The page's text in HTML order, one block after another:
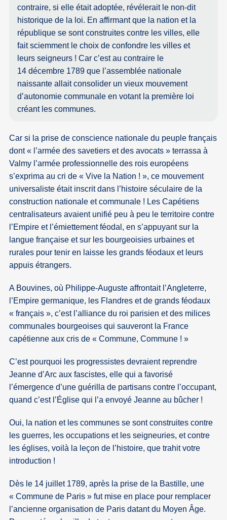
contraire, si elle était adoptée, révélerait le non-dit
historique de la loi. En affirmant que la nation et la
république se sont construites contre les villes, elle
fait sciemment le choix de confondre les villes et
leurs seigneurs ! Car c’est au contraire le
14 décembre 1789 que l’assemblée nationale
naissante allait consolider un vieux mouvement
d’autonomie communale en votant la première loi
créant les communes.
Car si la prise de conscience nationale du peuple français
dont « l’armée des savetiers et des avocats » terrassa à
Valmy l’armée professionnelle des rois européens
s’exprima au cri de « Vive la Nation ! », ce mouvement
universaliste était inscrit dans l’histoire séculaire de la
construction nationale et communale ! Les Capétiens
centralisateurs avaient unifié peu à peu le territoire contre
l’Empire et l’émiettement féodal, en s’appuyant sur la
langue française et sur les bourgeoisies urbaines et
rurales pour tenir en laisse les grands féodaux et leurs
appuis étrangers.
A Bouvines, où Philippe-Auguste affrontait l’Angleterre,
l’Empire germanique, les Flandres et de grands féodaux
« français », c’est l’alliance du roi parisien et des milices
communales bourgeoises qui sauveront la France
capétienne aux cris de « Commune, Commune ! »
C’est pourquoi les progressistes devraient reprendre
Jeanne d’Arc aux fascistes, elle qui a favorisé
l’émergence d’une guérilla de partisans contre l’occupant,
quand c’est l’Église qui l’a envoyé Jeanne au bûcher !
Oui, la nation et les communes se sont construites contre
les guerres, les occupations et les seigneuries, et contre
les églises, voilà la leçon de l’histoire, que trahit votre
introduction !
Dès le 14 juillet 1789, après la prise de la Bastille, une
« Commune de Paris » fut mise en place pour remplacer
l’ancienne organisation de Paris datant du Moyen Âge.